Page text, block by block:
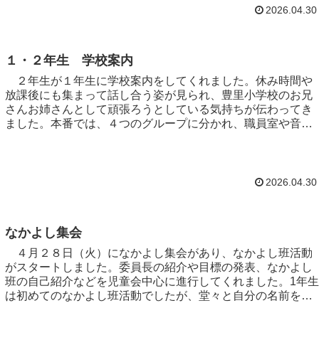
2026.04.30
１・２年生 学校案内
２年生が１年生に学校案内をしてくれました。休み時間や
放課後にも集まって話し合う姿が見られ、豊里小学校のお兄
さんお姉さんとして頑張ろうとしている気持ちが伝わってき
ました。本番では、４つのグループに分かれ、職員室や音楽
2026.04.30
なかよし集会
４月２８日（火）になかよし集会があり、なかよし班活動
がスタートしました。委員長の紹介や目標の発表、なかよし
班の自己紹介などを児童会中心に進行してくれました。1年生
は初めてのなかよし班活動でしたが、堂々と自分の名前を伝